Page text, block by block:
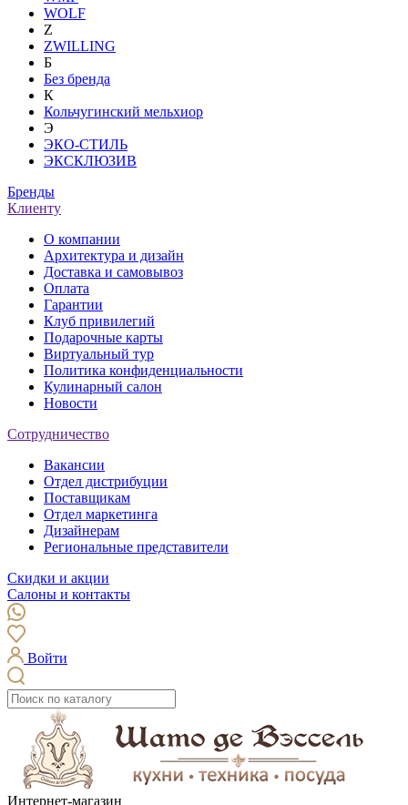
WOLF
Z
ZWILLING
Б
Без бренда
К
Кольчугинский мельхиор
Э
ЭКО-СТИЛЬ
ЭКСКЛЮЗИВ
Бренды
Клиенту
О компании
Архитектура и дизайн
Доставка и самовывоз
Оплата
Гарантии
Клуб привилегий
Подарочные карты
Виртуальный тур
Политика конфиденциальности
Кулинарный салон
Новости
Сотрудничество
Вакансии
Отдел дистрибуции
Поставщикам
Отдел маркетинга
Дизайнерам
Региональные представители
Скидки и акции
Салоны и контакты
Войти
Интернет-магазин